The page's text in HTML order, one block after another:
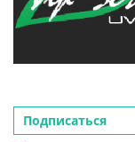
Подписаться